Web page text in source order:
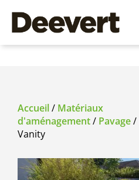
Accueil/ Matériaux
d'aménagement/ Pavage/
Vanity